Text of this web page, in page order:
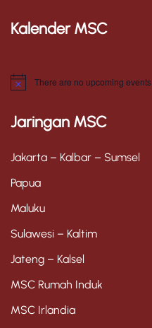
Kalender MSC
N
c
There are no upcoming events.
Jaringan MSC
Jakarta – Kalbar – Sumsel
Papua
Maluku
Sulawesi – Kaltim
Jateng – Kalsel
MSC Rumah Induk
MSC Irlandia